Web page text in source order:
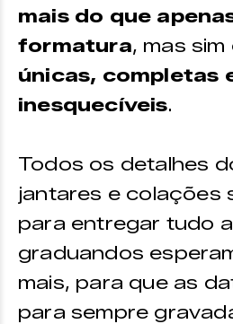
mais do que
formatura, mas sim
únicas, completas
inesquecíveis.
Todos os detalhes
jantares e colações
para entregar tudo
graduandos
mais, para que as
para sempre